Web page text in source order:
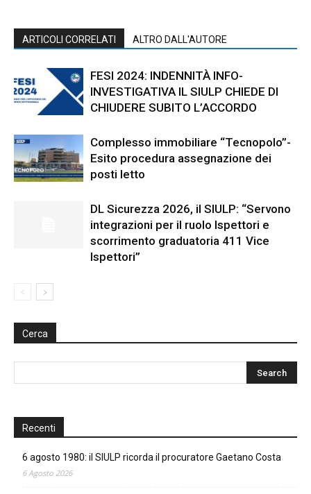
ARTICOLI CORRELATI ALTRO DALL'AUTORE
FESI 2024: INDENNITÀ INFO-
INVESTIGATIVA IL SIULP CHIEDE DI
CHIUDERE SUBITO L’ACCORDO
Complesso immobiliare “Tecnopolo”-
Esito procedura assegnazione dei
posti letto
DL Sicurezza 2026, il SIULP: “Servono
integrazioni per il ruolo Ispettori e
scorrimento graduatoria 411 Vice
Ispettori”
Cerca
Recenti
6 agosto 1980: il SIULP ricorda il procuratore Gaetano Costa
6 Agosto 2026